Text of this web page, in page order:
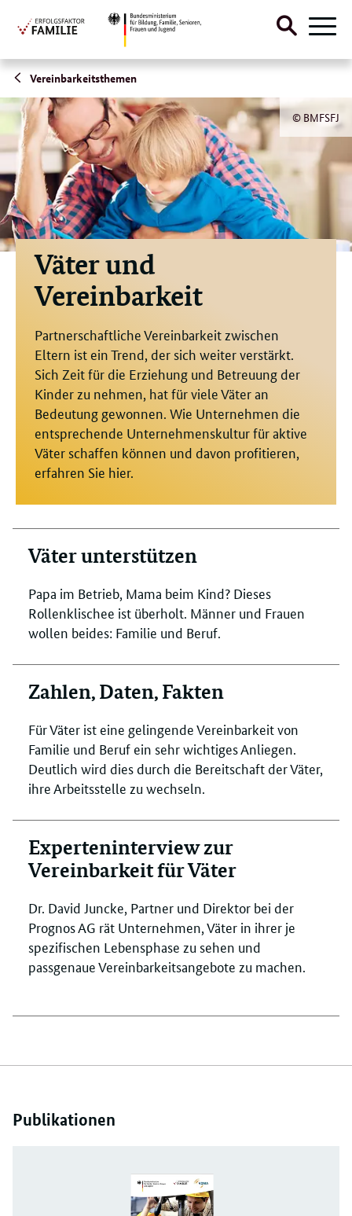
Direktlink:
Suche
Vereinbarkeitsthemen
© BMFSFJ
Väter und
Vereinbarkeit
Partnerschaftliche Vereinbarkeit zwischen
Eltern ist ein Trend, der sich weiter verstärkt.
Sich Zeit für die Erziehung und Betreuung der
Kinder zu nehmen, hat für viele Väter an
Bedeutung gewonnen. Wie Unternehmen die
entsprechende Unternehmenskultur für aktive
Väter schaffen können und davon profitieren,
erfahren Sie hier.
Väter unterstützen
Papa im Betrieb, Mama beim Kind? Dieses
Rollenklischee ist überholt. Männer und Frauen
wollen beides: Familie und Beruf.
Zahlen, Daten, Fakten
Für Väter ist eine gelingende Vereinbarkeit von
Familie und Beruf ein sehr wichtiges Anliegen.
Deutlich wird dies durch die Bereitschaft der Väter,
ihre Arbeitsstelle zu wechseln.
Experteninterview zur
Vereinbarkeit für Väter
Dr. David Juncke, Partner und Direktor bei der
Prognos AG rät Unternehmen, Väter in ihrer je
spezifischen Lebensphase zu sehen und
passgenaue Vereinbarkeitsangebote zu machen.
Publikationen